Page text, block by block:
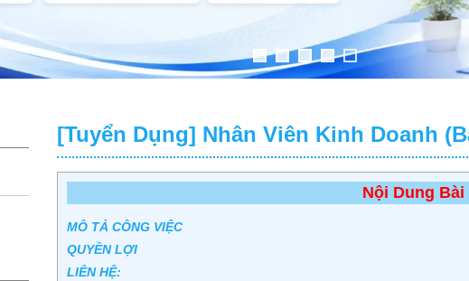
[Tuyển Dụng] Nhân Viên Kinh Doanh
Nội Dung Bài
MÔ TẢ CÔNG VIỆC
QUYỀN LỢI
LIÊN HỆ: